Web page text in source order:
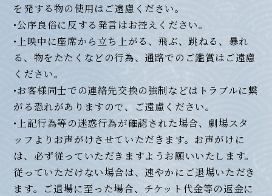
を発する物の使用はご遠慮ください。
•公序良俗に反する発言はお控えください。
•上映中に座席から立ち上がる、飛ぶ、跳ねる、暴れ
る、物をたたくなどの行為、通路でのご鑑賞はご遠慮
ください。
•お客様同士での連絡先交換の強制などはトラブルに繋
がる恐れがありますので、ご遠慮ください。
•上記行為等の迷惑行為が確認された場合、劇場スタ
ッフよりお声がけさせていただきます。お声がけに
は、必ず従っていただきますようお願いいたします。
従っていただけない場合は、速やかにご退場いただき
ます。ご退場に至った場合、チケット代金等の返金に